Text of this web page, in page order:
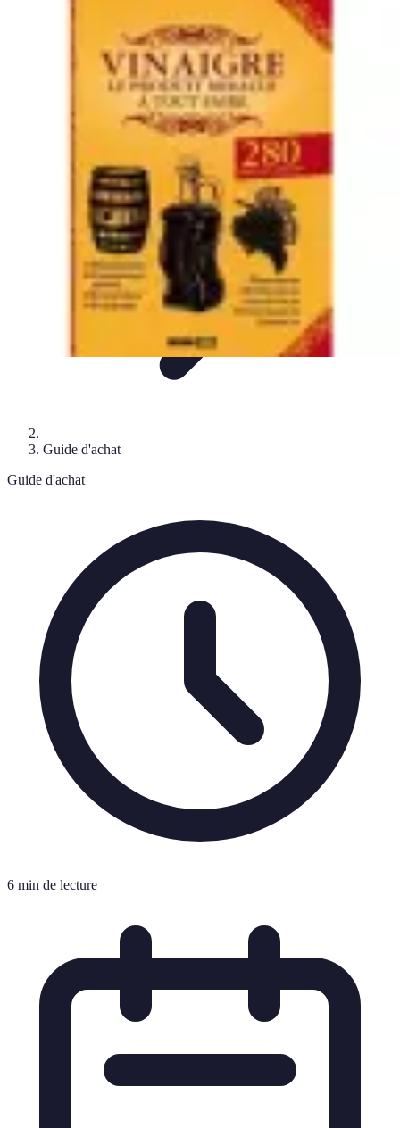
Utilisation du CBDAchat Utilisation Tendances CBD
Mon CBD Pro
Guide d'achat
Guide d'achat
6 min de lecture